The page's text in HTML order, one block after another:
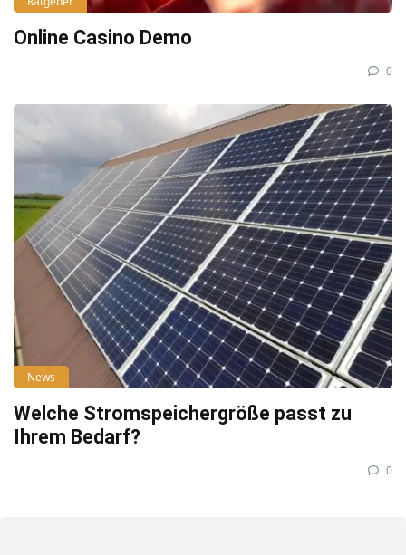
Online Casino Demo
0
News
Welche Stromspeichergröße passt zu
Ihrem Bedarf?
0